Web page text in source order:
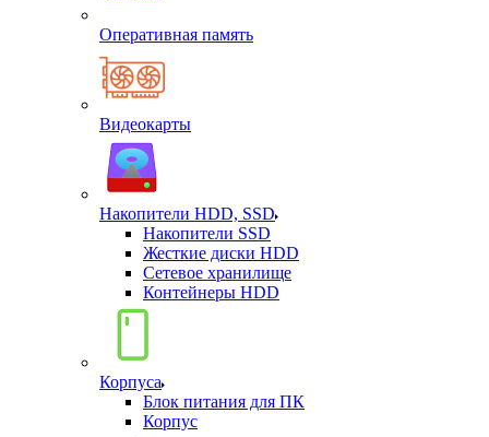
Оперативная память
Видеокарты
Накопители HDD, SSD
Накопители SSD
Жесткие диски HDD
Сетевое хранилище
Контейнеры HDD
Корпуса
Блок питания для ПК
Корпус